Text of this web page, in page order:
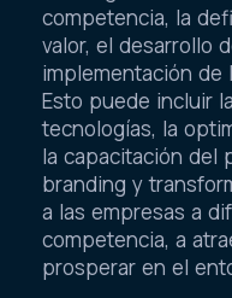
competencia, la
valor, el desarrollo
implementación de
Esto puede incluir
tecnologías, la
la capacitación del
branding y
a las empresas a
competencia, a
prosperar en el